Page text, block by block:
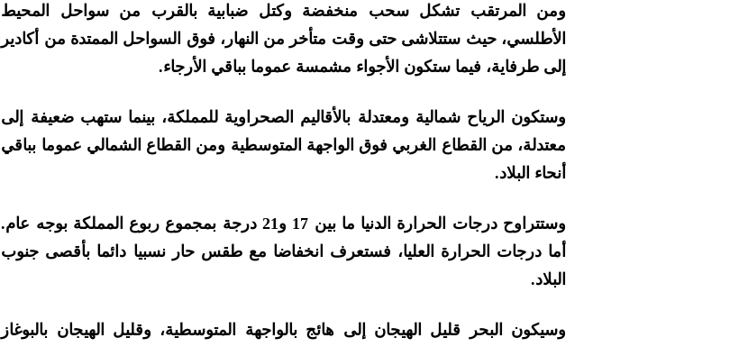
ومن المرتقب تشكل سحب منخفضة وكتل ضبابية بالقرب من سواحل المحيط
الأطلسي، حيث ستتلاشى حتى وقت متأخر من النهار، فوق السواحل الممتدة من أكادير
إلى طرفاية، فيما ستكون الأجواء مشمسة عموما بباقي الأرجاء.
وستكون الرياح شمالية ومعتدلة بالأقاليم الصحراوية للمملكة، بينما ستهب ضعيفة إلى
معتدلة، من القطاع الغربي فوق الواجهة المتوسطية ومن القطاع الشمالي عموما بباقي
أنحاء البلاد.
وستتراوح درجات الحرارة الدنيا ما بين 17 و21 درجة بمجموع ربوع المملكة بوجه عام.
أما درجات الحرارة العليا، فستعرف انخفاضا مع طقس حار نسبيا دائما بأقصى جنوب
البلاد.
وسيكون البحر قليل الهيجان إلى هائج بالواجهة المتوسطية، وقليل الهيجان بالبوغاز